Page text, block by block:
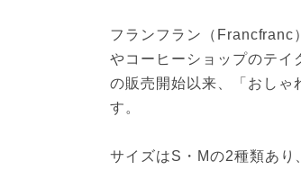
フランフラン（Francfranc
やコーヒーショップのテイ
の販売開始以来、「おしゃ
す。
サイズはS・Mの2種類あり